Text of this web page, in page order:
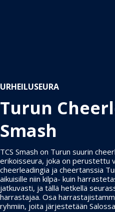
URHEILUSEURA
Turun
Smash
TCS Smash on Turun suurin
erikoisseura, joka on perustettu
cheerleadingia ja cheertanssia
aikuisille niin kilpa- kuin
jatkuvasti, ja tällä hetkellä
harrastajaa. Osa
ryhmiin, joita järjestetään